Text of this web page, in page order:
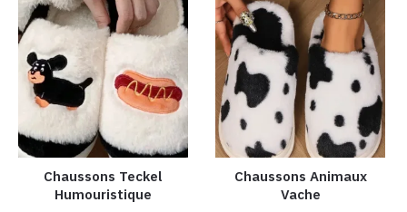
Chaussons Teckel
Humouristique
Chaussons Animaux
Vache